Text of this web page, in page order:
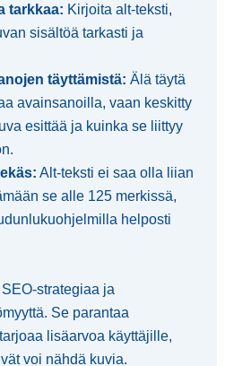
tarkkaa: Kirjoita alt-teksti,
sisältöä tarkasti ja
täyttämistä: Älä täytä
avainsanoilla, vaan keskitty
esittää ja kuinka se liittyy
Alt-teksti ei saa olla liian
se alle 125 merkissä,
helposti
strategiaa ja
Se parantaa
lisäarvoa käyttäjille,
voi nähdä kuvia.